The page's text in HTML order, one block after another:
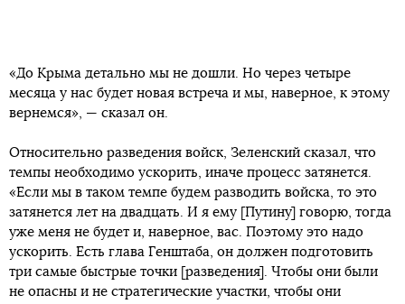
«До Крыма детально мы не дошли. Но через четыре
месяца у нас будет новая встреча и мы, наверное, к этому
вернемся», — сказал он.
Относительно разведения войск, Зеленский сказал, что
темпы необходимо ускорить, иначе процесс затянется.
«Если мы в таком темпе будем разводить войска, то это
затянется лет на двадцать. И я ему [Путину] говорю, тогда
уже меня не будет и, наверное, вас. Поэтому это надо
ускорить. Есть глава Генштаба, он должен подготовить
три самые быстрые точки [разведения]. Чтобы они были
не опасны и не стратегические участки, чтобы они